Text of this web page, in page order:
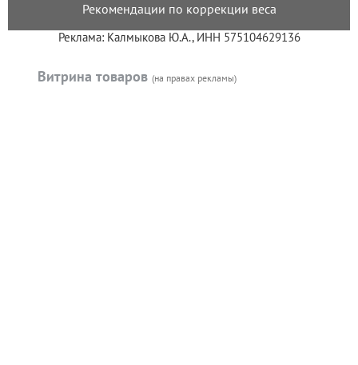
Рекомендации по коррекции веса
Реклама: Калмыкова Ю.А., ИНН 575104629136
Витрина товаров (на правах рекламы)